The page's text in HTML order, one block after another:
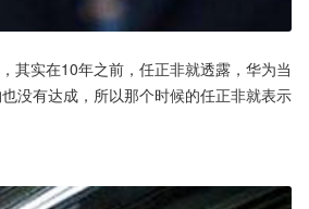
其实在10年之前，任正非就透露，华为当
没有达成，所以那个时候的任正非就表示